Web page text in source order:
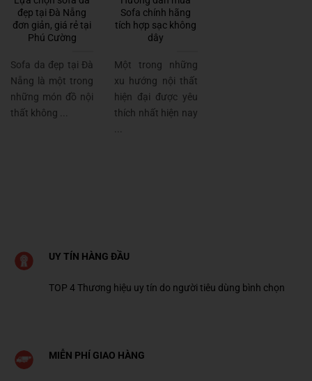
đẹp tại Đà Nẵng
đơn giản, giá rẻ tại
Phú Cường
Sofa da đẹp tại Đà
Nẵng là một trong
những món đồ nội
thất không ...
Sofa chính hãng
tích hợp sạc không
dây
Một trong những
xu hướng nội thất
hiện đại được yêu
thích nhất hiện nay
...
UY TÍN HÀNG ĐẦU
TOP 4 Thương hiệu uy tín do người tiêu dùng bình chọn
MIỄN PHÍ GIAO HÀNG